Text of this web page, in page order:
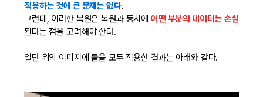
적용하는 것에 큰 문제는 없다.
그런데, 이러한 복원은 복원과 동시에 어떤 부분의 데이터는 손실
된다는 점을 고려해야 한다.
일단 위의 이미지에 둘을 모두 적용한 결과는 아래와 같다.